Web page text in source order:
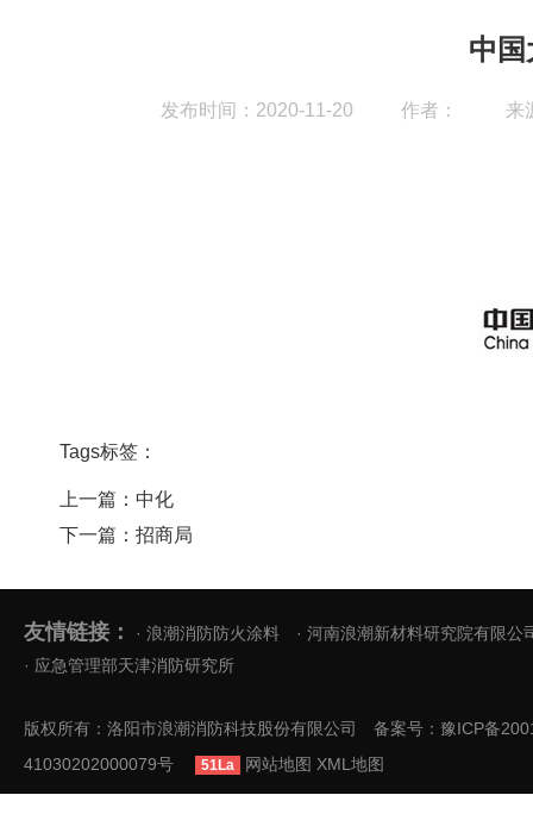
中
发布时间：2020-11-20 作者： 来
Tags标签：
上一篇：中化
下一篇：招商局
友情链接： · 浪潮消防防火涂料
· 河南浪潮新材料研究院有限公
· 应急管理部天津消防研究所
版权所有：洛阳市浪潮消防科技股份有限公司 备案号： 豫ICP备
41030202000079号
51La 网站地图 XML地图